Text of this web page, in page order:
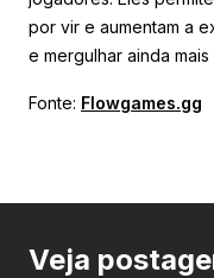
por vir e aumentam a
e mergulhar ainda
Fonte: Flowgames.gg
Veja